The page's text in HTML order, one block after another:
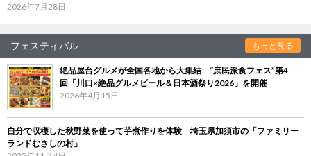
2026年7月28日
フェスティバル もっと見る
絶品屋台グルメが全国各地から大集結 “庶民派食フェス”第4
回「川口×絶品グルメビール＆日本酒祭り2026」を開催
2026年4月15日
自分で収穫した秋野菜を使って芋煮作りを体験 埼玉県加須市の「ファミリー
ランドむさしの村」